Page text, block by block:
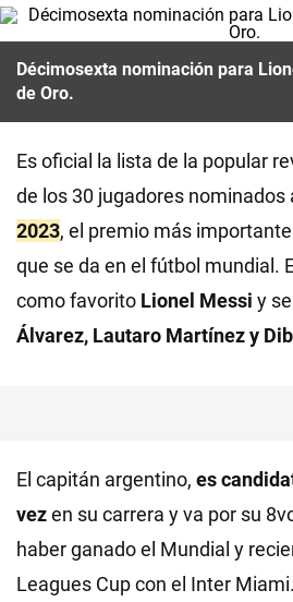
Décimosexta nominación para
de Oro.
Es oficial la lista de la popular
de los 30 jugadores nominados
2023, el premio más
que se da en el fútbol mundial.
como favorito Lionel Messi y
Álvarez, Lautaro Martínez y
El capitán argentino, es
vezen su carrera y va por su
haber ganado el Mundial y
Leagues Cup con el Inter Miami.